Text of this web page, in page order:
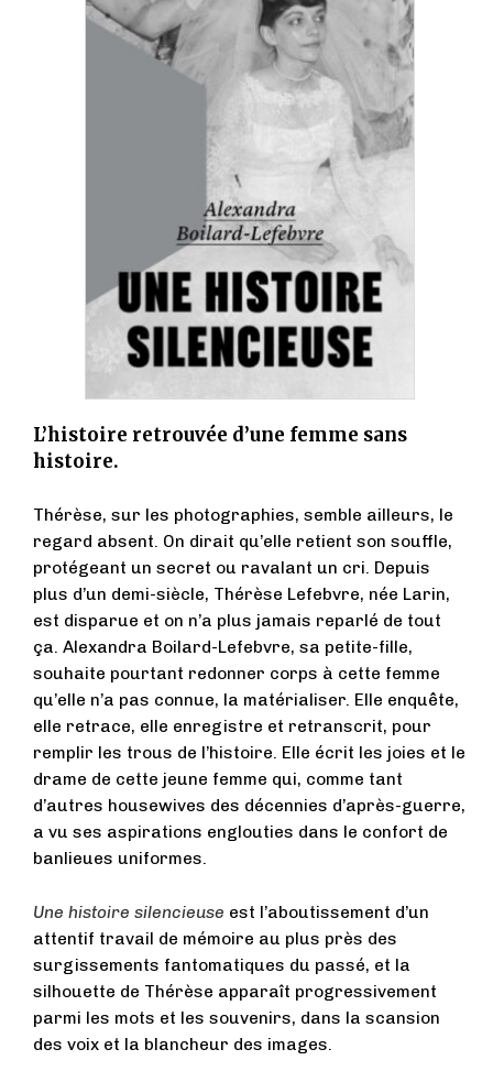
L’histoire retrouvée d’une femme sans
histoire.
Thérèse, sur les photographies, semble ailleurs, le
regard absent. On dirait qu’elle retient son souffle,
protégeant un secret ou ravalant un cri. Depuis
plus d’un demi-siècle, Thérèse Lefebvre, née Larin,
est disparue et on n’a plus jamais reparlé de tout
ça. Alexandra Boilard-Lefebvre, sa petite-fille,
souhaite pourtant redonner corps à cette femme
qu’elle n’a pas connue, la matérialiser. Elle enquête,
elle retrace, elle enregistre et retranscrit, pour
remplir les trous de l’histoire. Elle écrit les joies et le
drame de cette jeune femme qui, comme tant
d’autres housewives des décennies d’après-guerre,
a vu ses aspirations englouties dans le confort de
banlieues uniformes.
Une histoire silencieuse est l’aboutissement d’un
attentif travail de mémoire au plus près des
surgissements fantomatiques du passé, et la
silhouette de Thérèse apparaît progressivement
parmi les mots et les souvenirs, dans la scansion
des voix et la blancheur des images.